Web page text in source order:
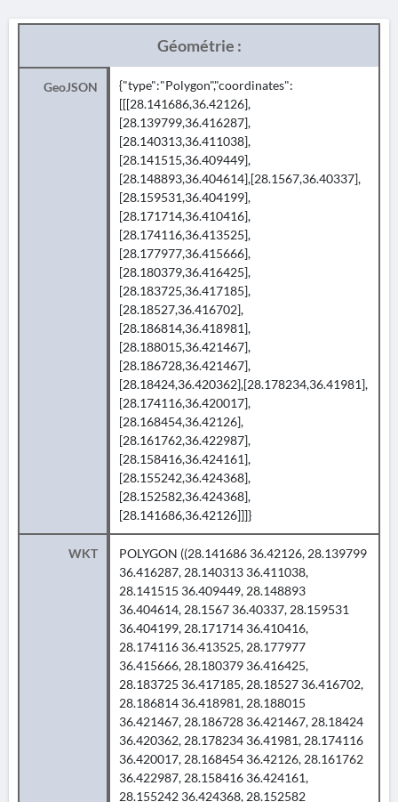
Géométrie :
GeoJSON
{"type":"Polygon","coordinates":
[[[28.141686,36.42126],
[28.139799,36.416287],
[28.140313,36.411038],
[28.141515,36.409449],
[28.148893,36.404614],[28.1567,36.40337],
[28.159531,36.404199],
[28.171714,36.410416],
[28.174116,36.413525],
[28.177977,36.415666],
[28.180379,36.416425],
[28.183725,36.417185],
[28.18527,36.416702],
[28.186814,36.418981],
[28.188015,36.421467],
[28.186728,36.421467],
[28.18424,36.420362],[28.178234,36.41981],
[28.174116,36.420017],
[28.168454,36.42126],
[28.161762,36.422987],
[28.158416,36.424161],
[28.155242,36.424368],
[28.152582,36.424368],
[28.141686,36.42126]]]}
WKT
POLYGON ((28.141686 36.42126, 28.139799
36.416287, 28.140313 36.411038,
28.141515 36.409449, 28.148893
36.404614, 28.1567 36.40337, 28.159531
36.404199, 28.171714 36.410416,
28.174116 36.413525, 28.177977
36.415666, 28.180379 36.416425,
28.183725 36.417185, 28.18527 36.416702,
28.186814 36.418981, 28.188015
36.421467, 28.186728 36.421467, 28.18424
36.420362, 28.178234 36.41981, 28.174116
36.420017, 28.168454 36.42126, 28.161762
36.422987, 28.158416 36.424161,
28.155242 36.424368, 28.152582